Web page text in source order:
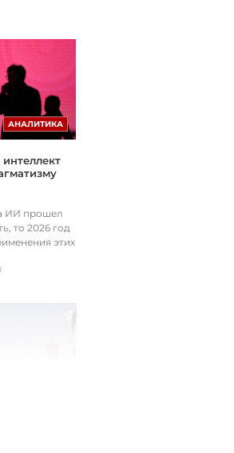
АНАЛИТИКА
ИИ прошел
то 2026 год
этих